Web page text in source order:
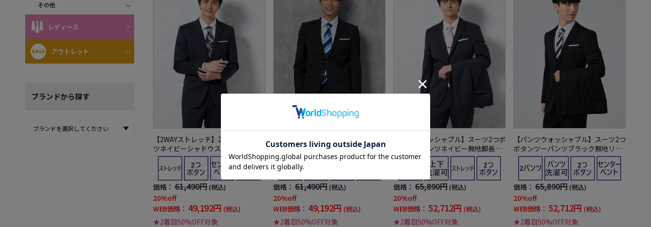
その他
レディース
アウトレット
ブランドから探す
【2WAYストレッチ】2つボタンスー
ツネイビーシャドウストライプ【ベ
スト(別売)有】RESPECTNERO通年
【定番】【スリムデザイン】
価格： 61,490円 (税込)
20%off
WEB価格： 49,192円 (税込)
★2着目50%OFF対象
【2WAYストレッチ】2つボタンスー
ツブラックシャドウストライプ【ベ
スト(別売)有】RESPECTNERO通年
【定番】【スリムデザイン】
価格： 61,490円 (税込)
20%off
WEB価格： 49,192円 (税込)
★2着目50%OFF対象
【上下ウォッシャブル】スーツ2つボ
タンツーパンツネイビー無地脚長ス
リムリクルート／就活対応RESPECT
NERO通年【定番】【スリムデザイ
価格： 65,890円 (税込)
20%off
WEB価格： 52,712円 (税込)
★2着目50%OFF対象
【パンツウォッシャブル】スーツ2つ
ボタンツーパンツブラック無地リク
ルート／就活対応RESPECTNERO通
年【定番】【スリムデザイン】
価格： 65,890円 (税込)
20%off
WEB価格： 52,712円 (税込)
★2着目50%OFF対象